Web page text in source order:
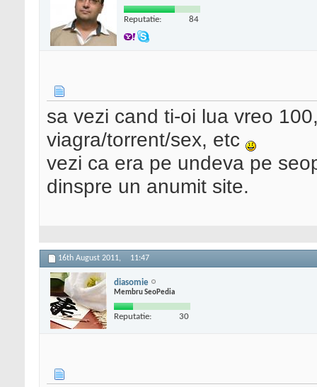
Reputatie: 84
sa vezi cand ti-oi lua vreo
viagra/torrent/sex, etc
vezi ca era pe undeva pe
dinspre un anumit site.
16th August 2011, 11:47
diasomie
Membru SeoPedia
Reputatie: 30